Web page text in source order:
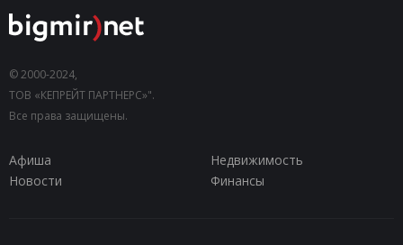
© 2000-2024,
ТОВ «КЕПРЕЙТ ПАРТНЕРС»".
Все права защищены.
Афиша
Недвижимость
Новости
Финансы